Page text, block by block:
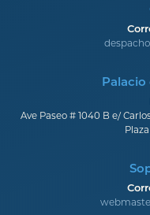
Palacio
Ave Paseo # 1040 B e/